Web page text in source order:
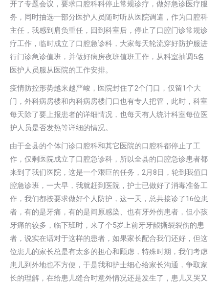
开了专题会议，要求口腔科科停止常规诊疗，做好急诊医疗服
务，同时抽选一部分医护人员随时听从医院调遣，作为口腔科
主任，我感到肩负重任，回到科室后，停止了口腔门诊常规诊
疗工作，临时成立了口腔急诊科，大家每天轮流穿好防护服进
行门诊急诊值班，并做好病房夜班值班工作，从科室抽调5名
医护人员服从医院的工作安排。
疫情防控形势越来越严峻，医院封住了2个门口，仅留1个大
门，外科病房楼和内科病房楼门口也有专人把管，此时，科室
每天除了要上报患者的详细情况，也每天有人统计科室每位医
护人员是否发热等详细的情况。
由于全县的个体门诊口腔科和其它医院的口腔科都停止了工
作，仅剩医院成立了口腔急诊科，所以全县的口腔急诊患者都
来到了我们医院，这是一个艰巨的任务，2月8日，轮到我值口
腔急诊班，一大早，我就赶到医院，护士已做好了消毒准备工
作，我们都按要求做好个人防护，这一天，总共接诊了16位患
者，有的是牙痛，有的是间原感染、也有牙外伤患者，但小孩
牙痛的较多，临下班时，来了个5岁上前牙牙龈撕裂裂伤的患
者，说实在话对于这样的患者，如果家长配合我们还好，但这
位患儿的家长总是有太多的担心和顾虑，特殊时期，我们考虑
患儿到外地也不方便，于是我和护士细心给家长沟通，争取家
长的理解，在给患儿缝合时意外情况还是发生了，患儿又哭又